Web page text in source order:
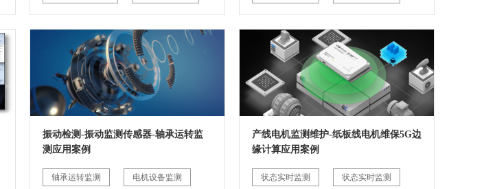
振动检测-振动监测传感器-轴承运转监
测应用案例
轴承运转监测 电机设备监测
产线电机监测维护-纸板线电机维保5G边
缘计算应用案例
状态实时监测 状态实时监测